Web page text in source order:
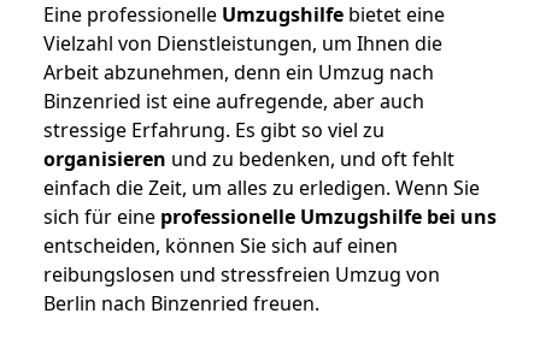
Eine professionelle Umzugshilfe bietet eine
Vielzahl von Dienstleistungen, um Ihnen die
Arbeit abzunehmen, denn ein Umzug nach
Binzenried ist eine aufregende, aber auch
stressige Erfahrung. Es gibt so viel zu
organisieren und zu bedenken, und oft fehlt
einfach die Zeit, um alles zu erledigen. Wenn Sie
sich für eine professionelle Umzugshilfe bei uns
entscheiden, können Sie sich auf einen
reibungslosen und stressfreien Umzug von
Berlin nach Binzenried freuen.